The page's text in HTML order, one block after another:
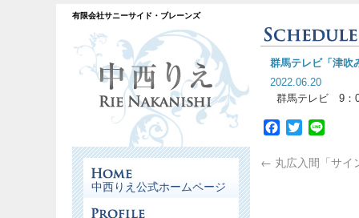
有限会社サニーサイド・ブレーンズ
群馬テレビ「津吹
2022.06.20
群馬テレビ 9：
Facebook
Twitter
← 丸広入間「サイ
中西りえ公式ホームページ